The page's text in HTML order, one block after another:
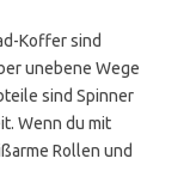
Koffer sind
unebene Wege
sind Spinner
Wenn du mit
Rollen und